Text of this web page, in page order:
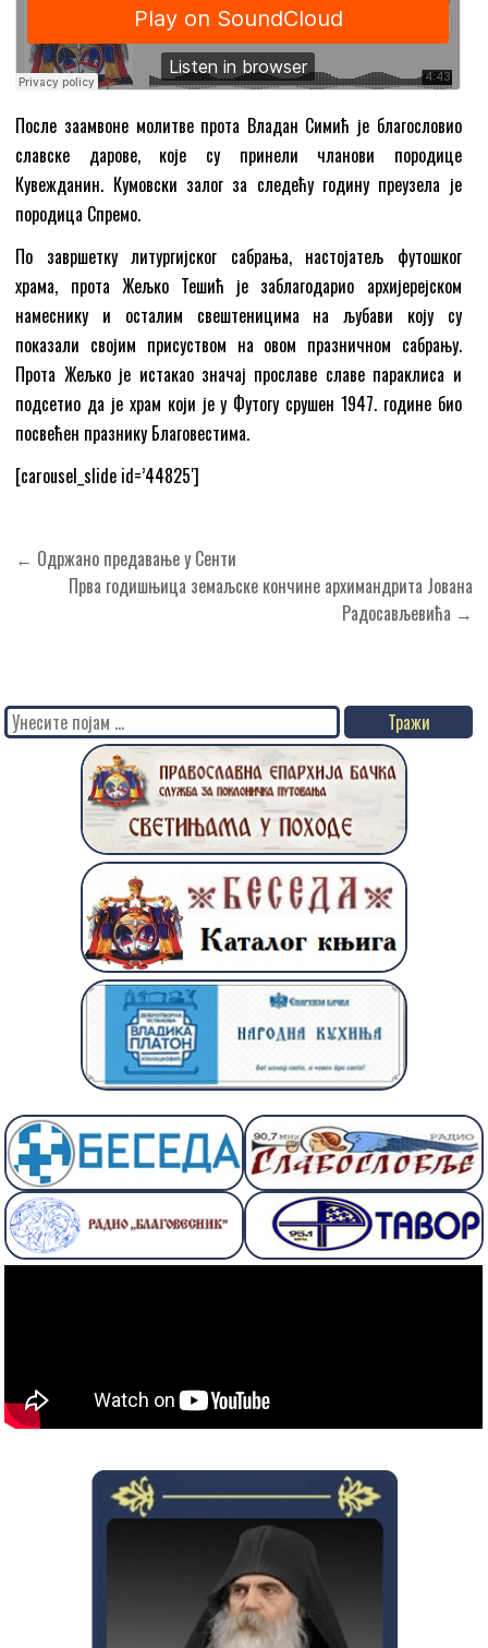
После заамвоне молитве прота Владан Симић је благословио
славске дарове, које су принели чланови породице
Кувежданин. Кумовски залог за следећу годину преузела је
породица Спремо.
По завршетку литургијског сабрања, настојатељ футошког
храма, прота Жељко Тешић је заблагодарио архијерејском
намеснику и осталим свештеницима на љубави коју су
показали својим присуством на овом празничном сабрању.
Прота Жељко је истакао значај прославе славе параклиса и
подсетио да је храм који је у Футогу срушен 1947. године био
посвећен празнику Благовестима.
[carousel_slide id=’44825′]
Кретање
чланка
← Одржано предавање у Сенти
Прва годишњица земаљске кончине архимандрита Јована
Радосављевића →
Search
for: